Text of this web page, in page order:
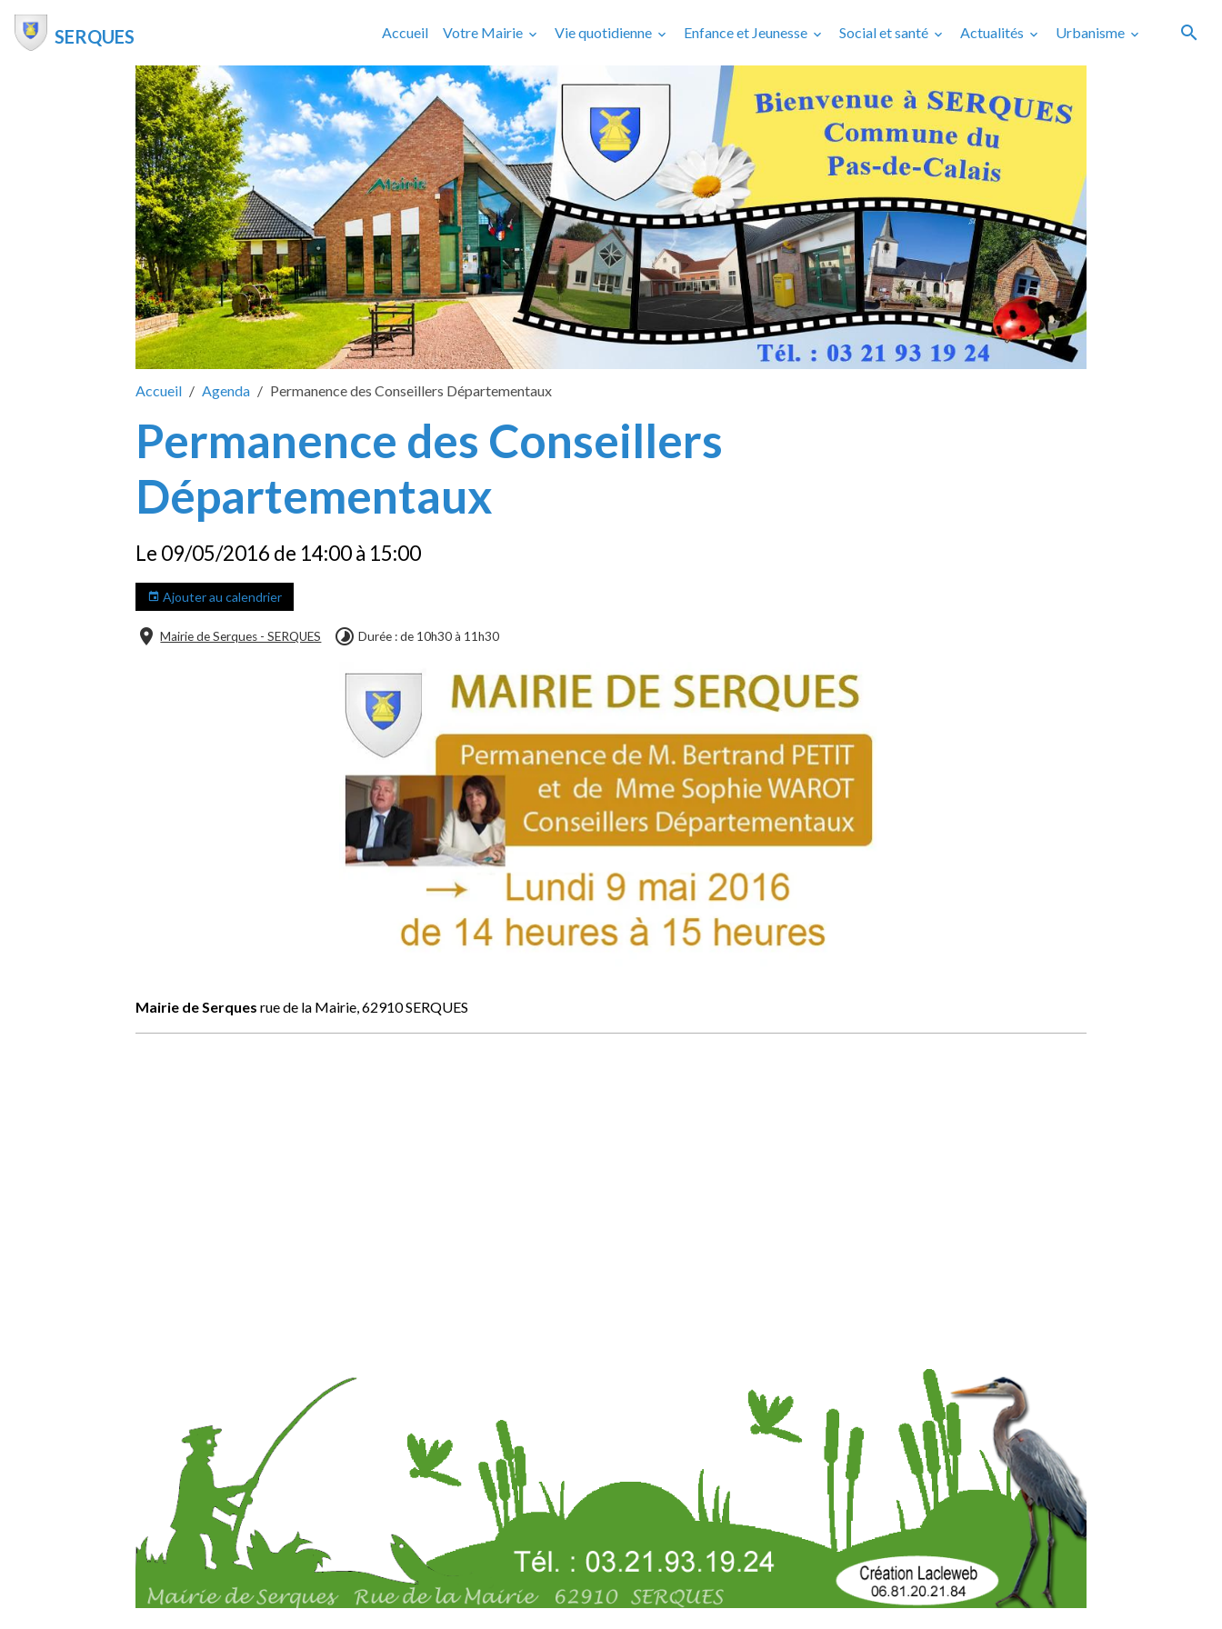
SERQUES Accueil Votre Mairie Vie quotidienne Enfance et Jeunesse Social et santé Actualités Urbanisme
Accueil Agenda Permanence des Conseillers Départementaux
Permanence des Conseillers
Départementaux
Le 09/05/2016 de 14:00à 15:00
Ajouter au calendrier
Mairie de Serques - SERQUES Durée : de 10h30 à 11h30
Mairie de Serques rue de la Mairie, 62910 SERQUES